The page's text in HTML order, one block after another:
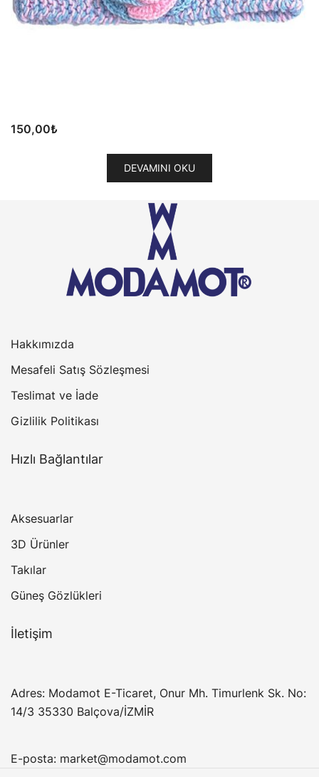
150,00₺
DEVAMINI OKU
Hakkımızda
Mesafeli Satış Sözleşmesi
Teslimat ve İade
Gizlilik Politikası
Hızlı Bağlantılar
Aksesuarlar
3D Ürünler
Takılar
Güneş Gözlükleri
İletişim
Adres: Modamot E-Ticaret, Onur Mh. Timurlenk Sk. No:
14/3 35330 Balçova/İZMİR
E-posta: market@modamot.com